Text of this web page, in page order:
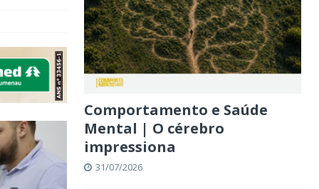
Comportamento e Saúde
Mental | O cérebro
impressiona
31/07/2026